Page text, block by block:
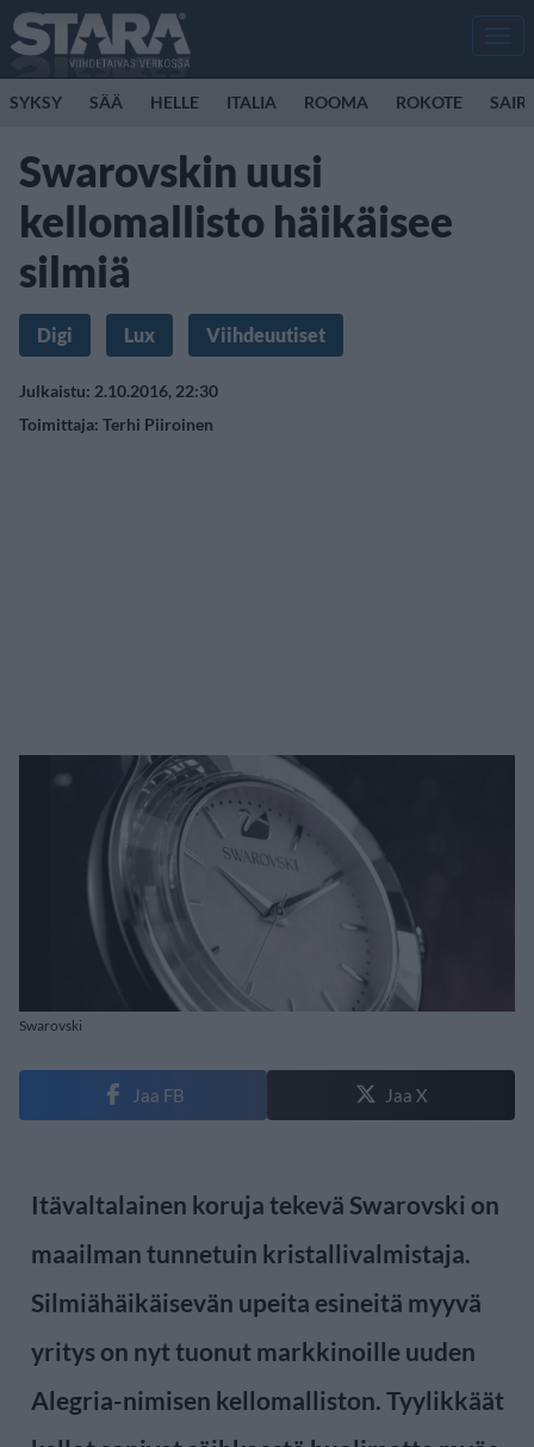
SYKSY SÄÄ HELLE ITALIA ROOMA ROKOTE
Swarovskin uusi
kellomallisto häikäisee
silmiä
Digi Lux Viihdeuutiset
Julkaistu: 2.10.2016, 22:30
Toimittaja: Terhi Piiroinen
Swarovski
Jaa FB Jaa X
Itävaltalainen koruja tekevä Swarovski on
maailman tunnetuin kristallivalmistaja.
Silmiähäikäisevän upeita esineitä myyvä
yritys on nyt tuonut markkinoille uuden
Alegria-nimisen kellomalliston. Tyylikkäät